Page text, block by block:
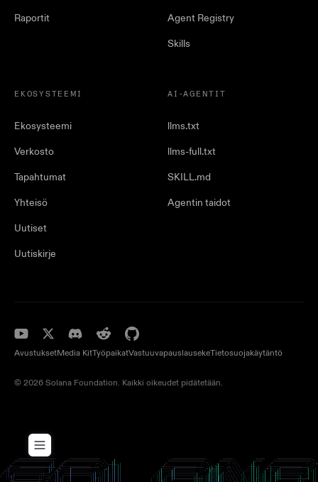
Raportit Agent Registry
Skills
EKOSYSTEEMI
Ekosysteemi
Verkosto
Tapahtumat
Yhteisö
Uutiset
Uutiskirje
AI-AGENTIT
llms.txt
llms-full.txt
SKILL.md
Agentin taidot
AvustuksetMedia KitTyöpaikatVastuuvapauslausekeTietosuojakäytäntö
© 2026 Solana Foundation. Kaikki oikeudet pidätetään.